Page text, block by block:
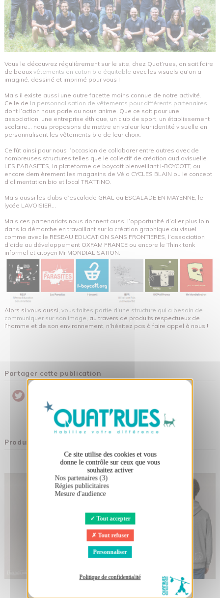
Ce site utilise des cookies et vous
donne le contrôle sur ceux que vous
souhaitez activer
Nos partenaires (3)
Régies publicitaires
Mesure d'audience
Tout accepter
Tout refuser
Personnaliser
Politique de confidentialité
Vous le découvrez régulièrement sur le site, chez Quat’rues, on sait faire
de beaux vêtements en coton bio équitable avec les visuels qu’on a
imaginé, dessiné et imprimé pour vous !
Mais il existe aussi une autre facette moins connue de notre activité.
Celle de la personnalisation de vêtements pour différents partenaires
dont l’action nous parle ou nous anime. Que ce soit pour une
association, une entreprise éthique, un club de sport, un établissement
scolaire… nous proposons de mettre en valeur leur identité visuelle en
personnalisant les vêtements bio de leur choix.
Ce fût ainsi pour nous l’occasion de collaborer entre autres avec de
nombreuses structures telles que le collectif de création audiovisuelle
LES PARASITES, la plateforme de boycott bienveillant I-BOYCOTT, ou
encore dernièrement les magasins de Vélo CYCLES BLAIN ou le concept
d’alimentation bio et local TRATTINO.
Mais aussi les clubs d’escalade GRAL ou ESCALADE EN MAYENNE, le
lycée LAVOISIER…
Mais ces partenariats nous donnent aussi l’opportunité d’aller plus loin
dans la démarche en travaillant sur la création graphique du visuel
comme avec le RESEAU EDUCATION SANS FRONTIERES, l’association
d’aide au développement OXFAM FRANCE ou encore le Think tank
informel et citoyen Mr MONDIALISATION.
Alors si vous aussi, vous faites partie d’une structure qui a besoin de
communiquer sur son image, au travers de produits respectueux de
l’homme et de son environnement, n’hésitez pas à faire appel à nous !
Partager cette publication
Twitter
Produits associés